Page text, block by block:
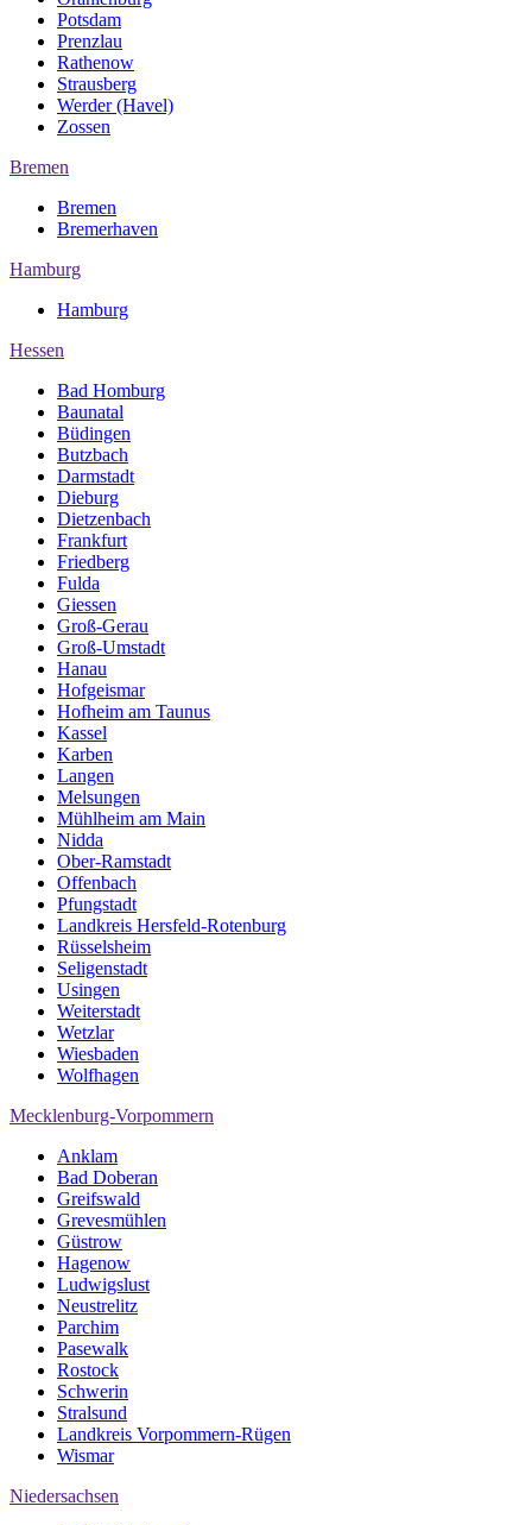
Potsdam
Prenzlau
Rathenow
Strausberg
Werder (Havel)
Zossen
Bremen
Bremen
Bremerhaven
Hamburg
Hamburg
Hessen
Bad Homburg
Baunatal
Büdingen
Butzbach
Darmstadt
Dieburg
Dietzenbach
Frankfurt
Friedberg
Fulda
Giessen
Groß-Gerau
Groß-Umstadt
Hanau
Hofgeismar
Hofheim am Taunus
Kassel
Karben
Langen
Melsungen
Mühlheim am Main
Nidda
Ober-Ramstadt
Offenbach
Pfungstadt
Landkreis Hersfeld-Rotenburg
Rüsselsheim
Seligenstadt
Usingen
Weiterstadt
Wetzlar
Wiesbaden
Wolfhagen
Mecklenburg-Vorpommern
Anklam
Bad Doberan
Greifswald
Grevesmühlen
Güstrow
Hagenow
Ludwigslust
Neustrelitz
Parchim
Pasewalk
Rostock
Schwerin
Stralsund
Landkreis Vorpommern-Rügen
Wismar
Niedersachsen